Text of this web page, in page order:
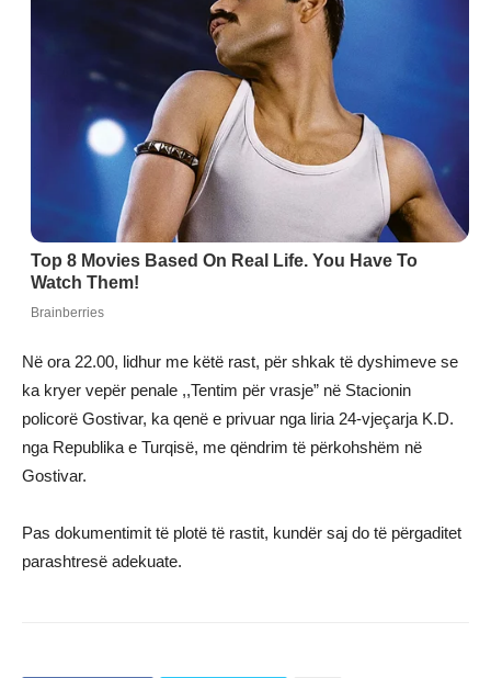
Në ora 22.00, lidhur me këtë rast, për shkak të dyshimeve se
ka kryer vepër penale ,,Tentim për vrasje” në Stacionin
policorë Gostivar, ka qenë e privuar nga liria 24-vjeçarja K.D.
nga Republika e Turqisë, me qëndrim të përkohshëm në
Gostivar.
Pas dokumentimit të plotë të rastit, kundër saj do të përgaditet
parashtresë adekuate.